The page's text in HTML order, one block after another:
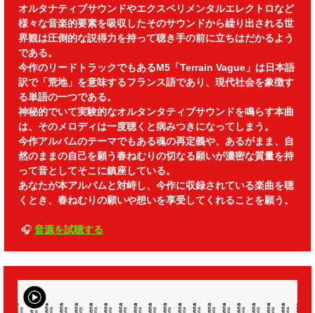
オルタナティブサウンドやエクスペリメンタルエレクトロなど
様々な音楽的要素を吸収したそのサウンドから繰り出される世
界観は圧倒的な説得力を持って聴き手の前に立ちはだかるよう
である。
今作のリードトラックでもあるM5「Terrain Vague」は日本語
訳で「荒地」を意味するフランス語であり、現代社会を象徴す
る単語の一つである。
神秘的でいて実験的なオルタンタティブサウンドを鳴らす本曲
は、そのメロディは一度聴くと病みつきになってしまう。
今作アルバムのテーマでもある魂の再定義や、あるがまま、自
然のままの自己を願う春ねむりの切なる願いが濃密な質量を持
って音としてそこに鎮座している。
あなたが本アルバムと対峙し、今作に収録されている楽曲を聴
くとき、春ねむりの願いや想いを享受してくれることを願う。
🎧 音源を試聴する